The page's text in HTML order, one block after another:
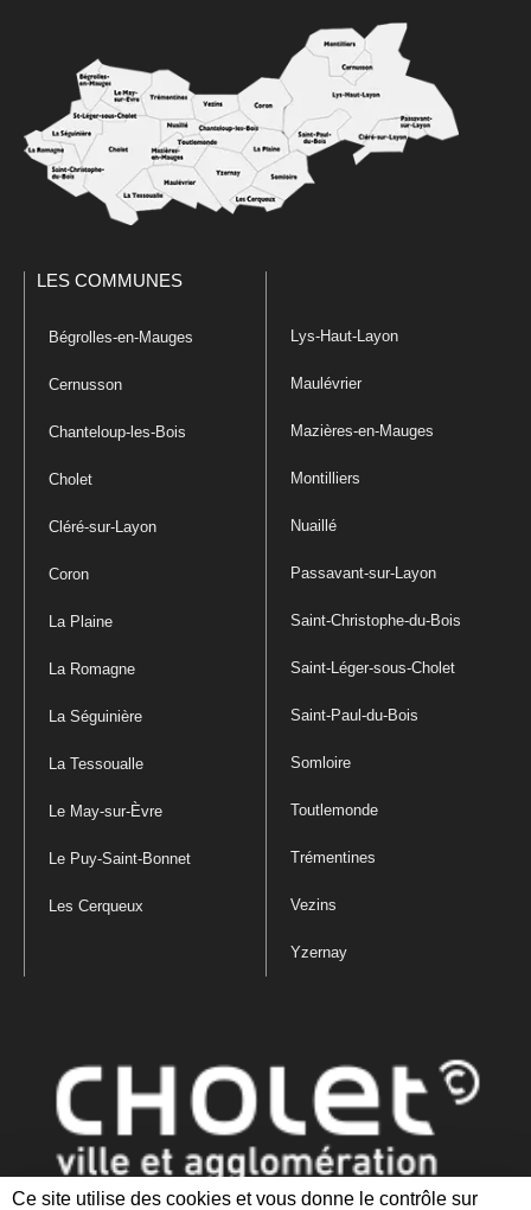
Ce site utilise des cookies et vous donne le contrôle sur
LES COMMUNES
Bégrolles-en-Mauges
Cernusson
Chanteloup-les-Bois
Cholet
Cléré-sur-Layon
Coron
La Plaine
La Romagne
La Séguinière
La Tessoualle
Le May-sur-Èvre
Le Puy-Saint-Bonnet
Les Cerqueux
Lys-Haut-Layon
Maulévrier
Mazières-en-Mauges
Montilliers
Nuaillé
Passavant-sur-Layon
Saint-Christophe-du-Bois
Saint-Léger-sous-Cholet
Saint-Paul-du-Bois
Somloire
Toutlemonde
Trémentines
Vezins
Yzernay